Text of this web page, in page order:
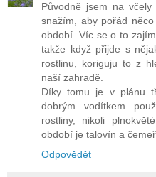
Původně jsem na
snažím, aby pořád
období. Víc se o to
takže když přijde s
rostlinu, koriguju to z
naší zahradě.
Díky tomu je v plánu
dobrým vodítkem
rostliny, nikoli
období je talovín a
Odpovědět